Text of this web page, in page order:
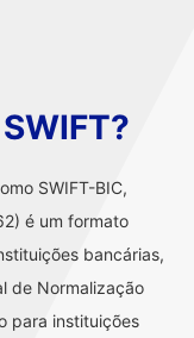
SWIFT-BIC,
é um formato
bancárias,
de Normalização
para instituições